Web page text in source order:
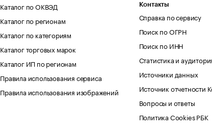
Каталог по ОКВЭД
Каталог по регионам
Каталог по категориям
Каталог торговых марок
Каталог ИП по регионам
Правила использования сервиса
Правила использования изображений
Контакты
Справка по сервису
Поиск по ОГРН
Поиск по ИНН
Статистика и
Источники данных
Источник отчетности
Вопросы и ответы
Политика Cookies РБК